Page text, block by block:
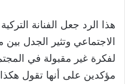
هذا الرد جعل الفنانة
الاجتماعي وتثير الجدل
لفكرة غير مقبولة في
مؤكدين على أنها تقول هكذا